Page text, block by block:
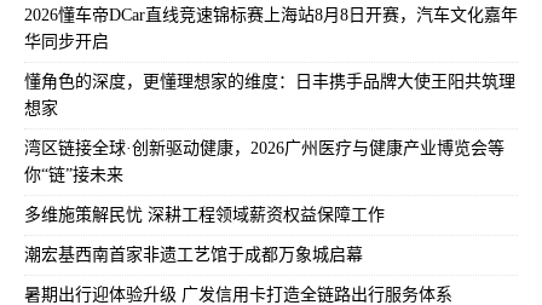
2026懂车帝DCar直线竞速锦标赛上海站8月8日开赛，汽车文化嘉年
华同步开启
懂角色的深度，更懂理想家的维度：日丰携手品牌大使王阳共筑理
想家
湾区链接全球·创新驱动健康，2026广州医疗与健康产业博览会等
你“链”接未来
多维施策解民忧 深耕工程领域薪资权益保障工作
潮宏基西南首家非遗工艺馆于成都万象城启幕
暑期出行迎体验升级 广发信用卡打造全链路出行服务体系